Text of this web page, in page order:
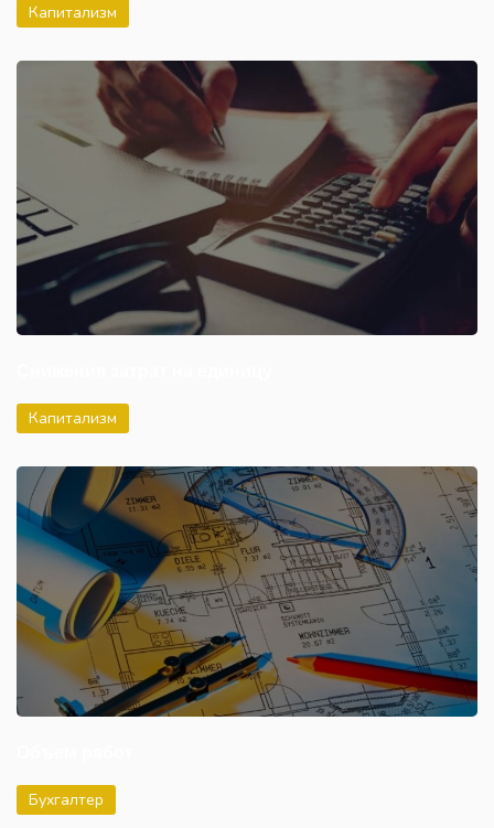
Капитализм
Капитализм
Бухгалтер